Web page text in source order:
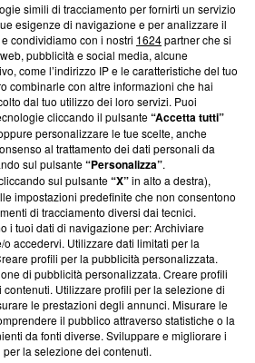
trasparenti su Blasting
editoriali e su come ci impegniamo a
afferma la nostra aderenza a
Integrity’Blasting News non è
ma ha richiesto di farne
ha ancora effettuato una verifica di
simili di tracciamento per fornirti un servizio
esigenze di navigazione e per analizzare il
condividiamo con i nostri 1624partner che si
pubblicità e social media, alcune
come l’indirizzo IP e le caratteristiche del tuo
combinarle con altre informazioni che hai
dal tuo utilizzo dei loro servizi. Puoi
cliccando il pulsante“Accetta tutti”
personalizzare le tue scelte, anche
al trattamento dei dati personali da
sul pulsante“Personalizza”.
sul pulsante“X”in alto a destra),
impostazioni predefinite che non consentono
di tracciamento diversi dai tecnici.
i tuoi dati di navigazione per: Archiviare
accedervi. Utilizzare dati limitati per la
profili per la pubblicità personalizzata.
di pubblicità personalizzata. Creare profili
Utilizzare profili per la selezione di
le prestazioni degli annunci. Misurare le
il pubblico attraverso statistiche o la
da fonti diverse. Sviluppare e migliorare i
la selezione dei contenuti.